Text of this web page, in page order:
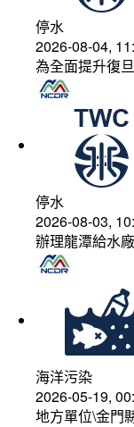
停水
2026-08-04,
為全面提升復
停水
2026-08-03,
辦理龍潭給水
海洋污染
2026-05-19,
地方單位\金門